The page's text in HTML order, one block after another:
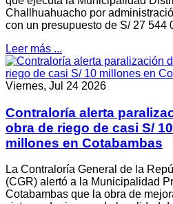
Challhuahuacho por
con un presupuesto de S/ 27 544
Leer más ...
Viernes, Jul 24 2026
Contraloría alerta
obra de riego de casi S/ 10
millones en Cotabambas
La Contraloría General de la
(CGR) alertó a la Municipalidad
Cotabambas que la obra de